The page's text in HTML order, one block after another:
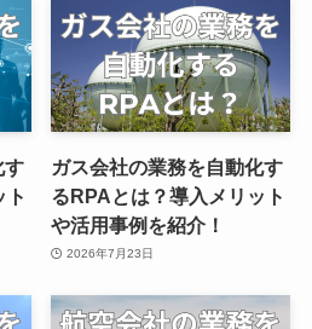
す
ト
ガス会社の業務を自動化す
るRPAとは？導入メリット
や活用事例を紹介！
2026年7月23日